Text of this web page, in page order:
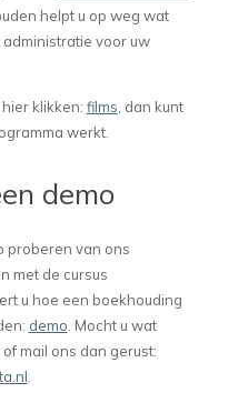
helpt u op weg wat
voor uw
klikken: films , dan kunt
werkt.
demo
proberen van ons
met de cursus
u hoe een boekhouding
demo . Mocht u wat
mail ons dan gerust: